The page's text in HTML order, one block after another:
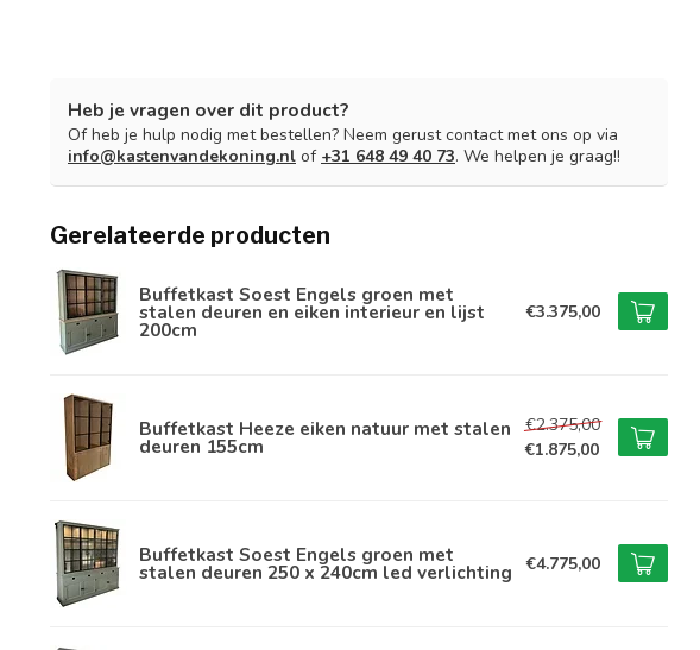
Heb je vragen over dit product?
Of heb je hulp nodig met bestellen? Neem gerust contact met ons op via
info@kastenvandekoning.nl of +31 648 49 40 73. We helpen je graag!!
Gerelateerde producten
Buffetkast Soest Engels groen met
stalen deuren en eiken interieur en lijst
200cm
€3.375,00
Buffetkast Heeze eiken natuur met stalen
deuren 155cm
€2.375,00
€1.875,00
Buffetkast Soest Engels groen met
stalen deuren 250 x 240cm led verlichting €4.775,00